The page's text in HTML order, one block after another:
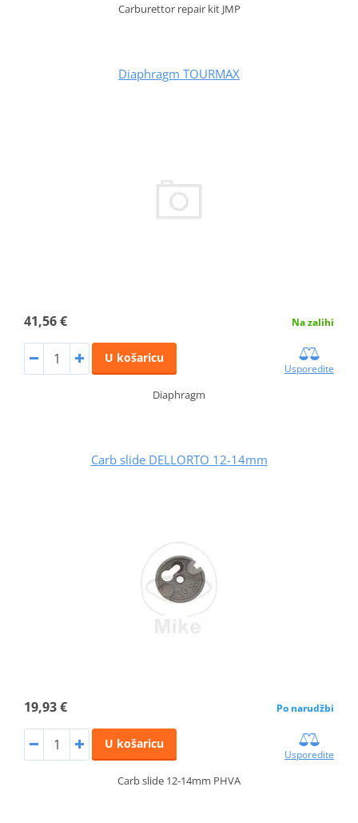
Carburettor repair kit JMP
Diaphragm TOURMAX
41,56 € Na zalihi
U košaricu
Usporedite
Diaphragm
Carb slide DELLORTO 12-14mm
19,93 € Po narudžbi
U košaricu
Usporedite
Carb slide 12-14mm PHVA